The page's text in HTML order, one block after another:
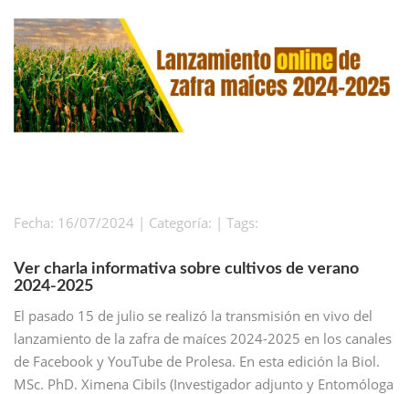
Fecha: 16/07/2024 | Categoría: | Tags:
Ver charla informativa sobre cultivos de verano
2024-2025
El pasado 15 de julio se realizó la transmisión en vivo del
lanzamiento de la zafra de maíces 2024-2025 en los canales
de Facebook y YouTube de Prolesa. En esta edición la Biol.
MSc. PhD. Ximena Cibils (Investigador adjunto y Entomóloga